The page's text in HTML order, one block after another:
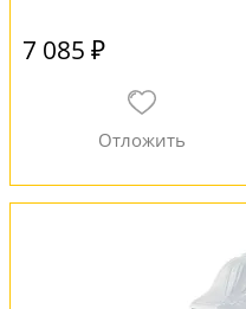
7 085 ₽